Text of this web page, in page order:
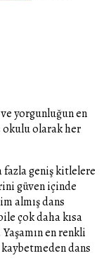
yorgunluğun en
okulu olarak her
fazla geniş kitlelere
güven içinde
almış dans
çok daha kısa
en renkli
dans